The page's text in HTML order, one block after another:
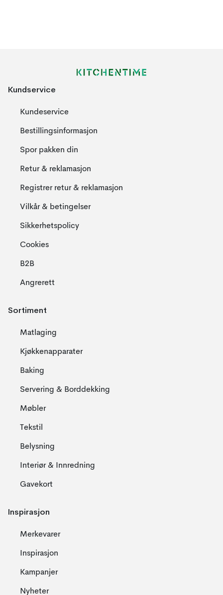
Kundservice
Kundeservice
Bestillingsinformasjon
Spor pakken din
Retur & reklamasjon
Registrer retur & reklamasjon
Vilkår & betingelser
Sikkerhetspolicy
Cookies
B2B
Angrerett
Sortiment
Matlaging
Kjøkkenapparater
Baking
Servering & Borddekking
Møbler
Tekstil
Belysning
Interiør & Innredning
Gavekort
Inspirasjon
Merkevarer
Inspirasjon
Kampanjer
Nyheter